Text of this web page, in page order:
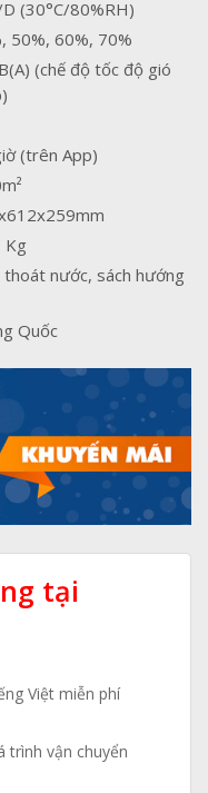
(30°C/80%RH)
50%, 60%, 70%
(chế độ tốc độ gió
(trên App)
Kg
thoát nước, sách hướng
Quốc
tại
Việt miễn phí
trình vận chuyển